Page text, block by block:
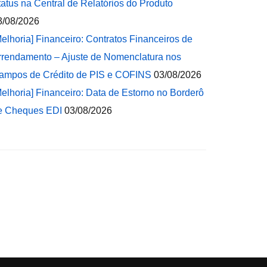
na Central de Relatórios do Produto
08/2026
Financeiro: Contratos Financeiros de
– Ajuste de Nomenclatura nos
de Crédito de PIS e COFINS 03/08/2026
Financeiro: Data de Estorno no Borderô
Cheques EDI 03/08/2026